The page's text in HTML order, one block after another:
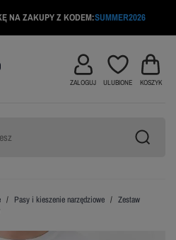
NA ZAKUPY Z KODEM:SUMMER2026
ZALOGUJ ULUBIONE KOSZYK
Pasy i kieszenie narzędziowe
Zestaw